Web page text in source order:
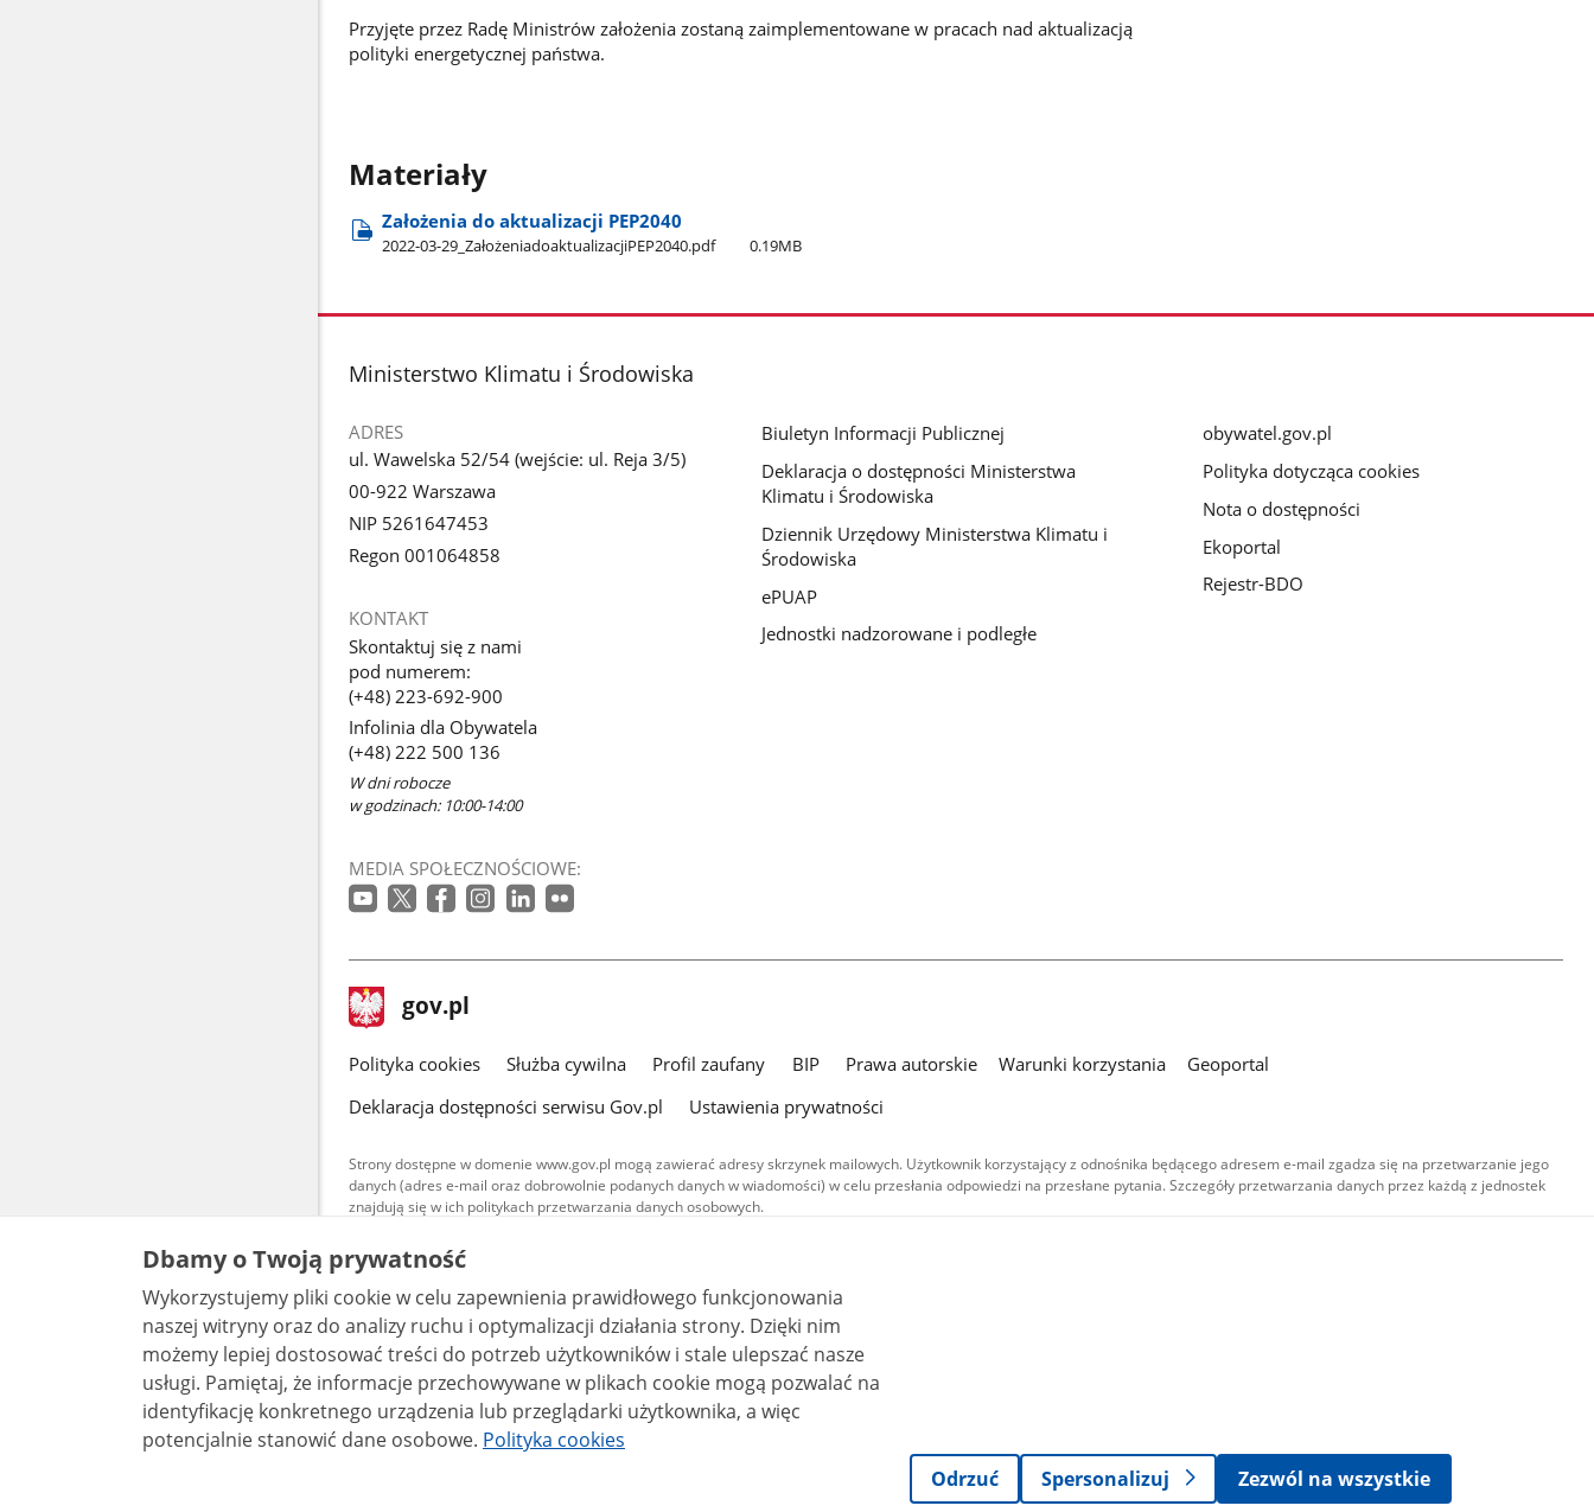
Przyjęte przez Radę Ministrów założenia zostaną zaimplementowane w pracach nad aktualizacją
polityki energetycznej państwa.
Materiały
Założenia do aktualizacji PEP2040
2022-03-29​_ZałożeniadoaktualizacjiPEP2040.pdf 0.19MB
stopka
Ministerstwo Klimatu i Środowiska
ADRES
ul. Wawelska 52/54 (wejście: ul. Reja 3/5)
00-922 Warszawa
NIP 5261647453
Regon 001064858
KONTAKT
Skontaktuj się z nami
pod numerem:
(+48) 223-692-900
Infolinia dla Obywatela
(+48) 222 500 136
W dni robocze
w godzinach: 10:00-14:00
MEDIA SPOŁECZNOŚCIOWE:
Biuletyn Informacji Publicznej
Deklaracja o dostępności Ministerstwa
Klimatu i Środowiska
Dziennik Urzędowy Ministerstwa Klimatu i
Środowiska
ePUAP
Jednostki nadzorowane i podległe
obywatel.gov.pl
Polityka dotycząca cookies
Nota o dostępności
Ekoportal
Rejestr-BDO
stopka
gov.pl Strona
gov.pl
gov.pl
Polityka cookies Służba cywilna Profil zaufany BIP Prawa autorskie Warunki korzystania
Geoportal
Deklaracja dostępności serwisu Gov.pl
Ustawienia prywatności
Strony dostępne w domenie www.gov.pl mogą zawierać adresy skrzynek mailowych. Użytkownik korzystający z odnośnika będącego adresem e-mail zgadza się na przetwarzanie jego
danych (adres e-mail oraz dobrowolnie podanych danych w wiadomości) w celu przesłania odpowiedzi na przesłane pytania. Szczegóły przetwarzania danych przez każdą z jednostek
znajdują się w ich politykach przetwarzania danych osobowych.
Treści tekstowe publikowane w serwisie (z wyłączeniem treści audiowizualnych), są
udostępniane na licencji typu Creative Commons: uznanie autorstwa - na tych samych
warunkach 4.0 (CC BY-SA 4.0). Materiały audiowizualne, w tym zdjęcia, materiały audio i wideo,
są udostępniane na licencji typu Creative Commons: uznanie autorstwa użycie niekomercyjne -
bez utworów zależnych 4.0 (CC BY-NC-ND 4.0), o ile nie jest to stwierdzone inaczej.
Dbamy o Twoją prywatność
Wykorzystujemy pliki cookie w celu zapewnienia prawidłowego funkcjonowania
naszej witryny oraz do analizy ruchu i optymalizacji działania strony. Dzięki nim
możemy lepiej dostosować treści do potrzeb użytkowników i stale ulepszać nasze
usługi. Pamiętaj, że informacje przechowywane w plikach cookie mogą pozwalać na
identyfikację konkretnego urządzenia lub przeglądarki użytkownika, a więc
potencjalnie stanowić dane osobowe. Polityka cookies
Odrzuć
Spersonalizuj Zezwól na wszystkie